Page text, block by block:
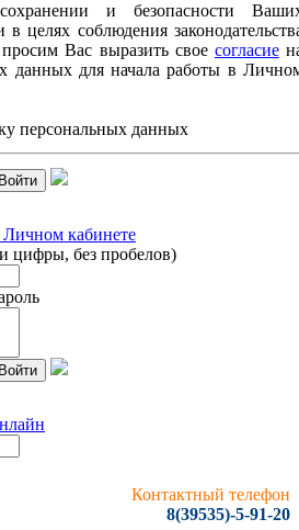
и безопасности
целях соблюдения
Вас выразить свое согласие
данных для начала работы в
персональных данных
Войти
кабинете
цифры, без пробелов)
Войти
Контактный телефон
8(39535)-5-91-20